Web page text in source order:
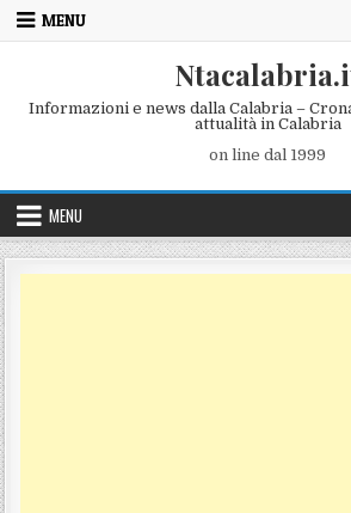
Skip to content
MENU
Informazioni e news dalla Calabria –
attualità in Calabria
on line dal 1999
MENU